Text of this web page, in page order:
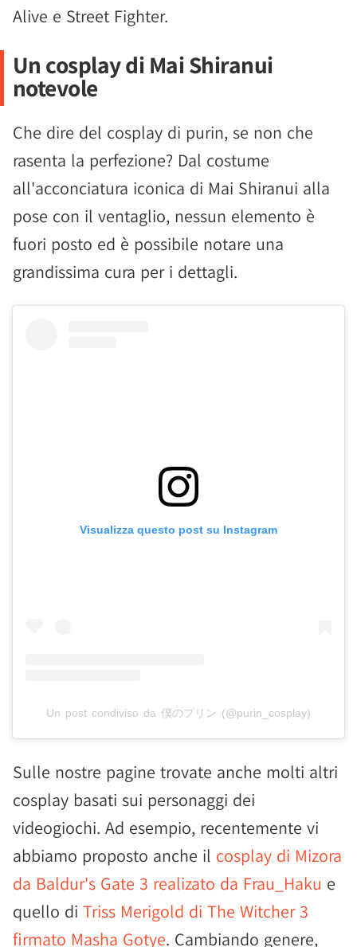
Alive e Street Fighter.
Un cosplay di Mai Shiranui
notevole
Che dire del cosplay di purin, se non che
rasenta la perfezione? Dal costume
all'acconciatura iconica di Mai Shiranui alla
pose con il ventaglio, nessun elemento è
fuori posto ed è possibile notare una
grandissima cura per i dettagli.
Visualizza questo post su Instagram
Un post condiviso da 僕のプリン (@purin_cosplay)
Sulle nostre pagine trovate anche molti altri
cosplay basati sui personaggi dei
videogiochi. Ad esempio, recentemente vi
abbiamo proposto anche il cosplay di Mizora
da Baldur's Gate 3 realizato da Frau_Haku e
quello di Triss Merigold di The Witcher 3
firmato Masha Gotye. Cambiando genere,